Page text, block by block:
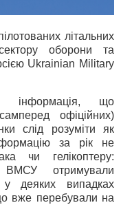
літальних
оборони та
Ukrainian Military
інформація, що
офіційних)
слід розуміти як
за рік не
чи гелікоптеру:
отримували
у деяких випадках
вже перебували на